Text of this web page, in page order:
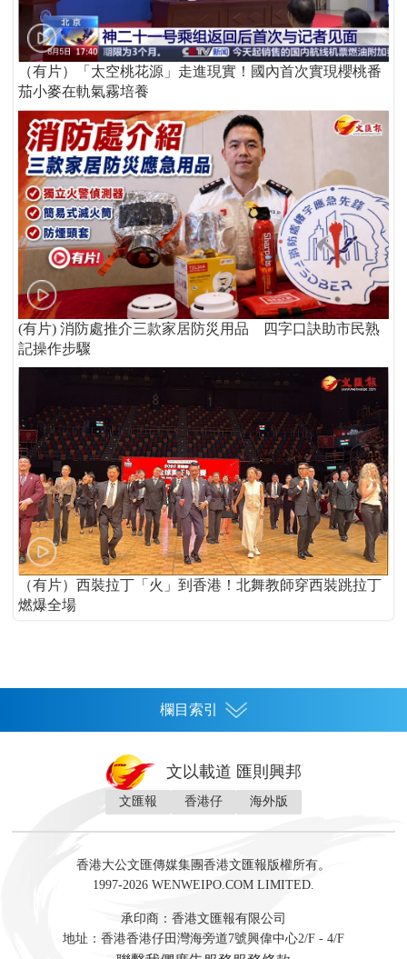
（有片）「太空桃花源」走進現實！國內首次實現櫻桃番
茄小麥在軌氣霧培養
(有片) 消防處推介三款家居防災用品 四字口訣助市民熟
記操作步驟
（有片）西裝拉丁「火」到香港！北舞教師穿西裝跳拉丁
燃爆全場
欄目索引
灣區人
財經 地產 投資 財評 數字經濟
訪談 直播 經湋論
藝術 文學
文以載道 匯則興邦
文匯報 香港仔 海外版
香港大公文匯傳媒集團香港文匯報版權所有。
1997-2026 WENWEIPO.COM LIMITED.
承印商：香港文匯報有限公司
地址：香港香港仔田灣海旁道7號興偉中心2/F - 4/F